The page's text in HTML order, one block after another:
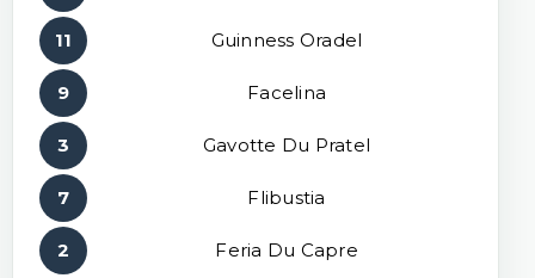
11 Guinness Oradel
9 Facelina
3 Gavotte Du Pratel
7 Flibustia
2 Feria Du Capre